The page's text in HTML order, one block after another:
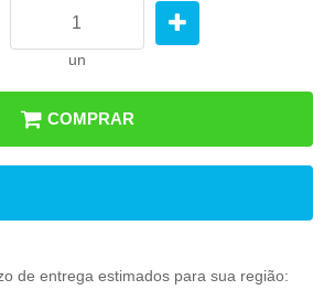
un
COMPRAR
de entrega estimados para sua região: